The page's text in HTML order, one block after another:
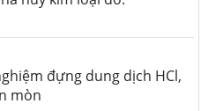
đựng dung dịch HCl,
mòn